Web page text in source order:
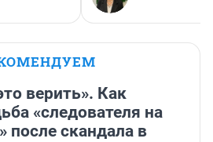
верить». Как
«следователя на
после скандала в